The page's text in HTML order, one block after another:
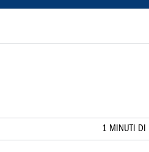
1 MINUTI DI